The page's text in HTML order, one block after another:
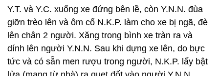
Y.T. và Y.C. xuống xe đứng bên lề, còn Y.N.N. đùa
giỡn trèo lên và ôm cổ N.K.P. làm cho xe bị ngã, đè
lên chân 2 người. Xăng trong bình xe tràn ra và
dính lên người Y.N.N. Sau khi dựng xe lên, do bực
tức và có sẵn men rượu trong người, N.K.P. lấy bật